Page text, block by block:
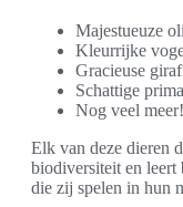
Majestueuze
Kleurrijke
Gracieuse
Schattige
Nog veel meer!
Elk van deze dieren
biodiversiteit en leert
die zij spelen in hun